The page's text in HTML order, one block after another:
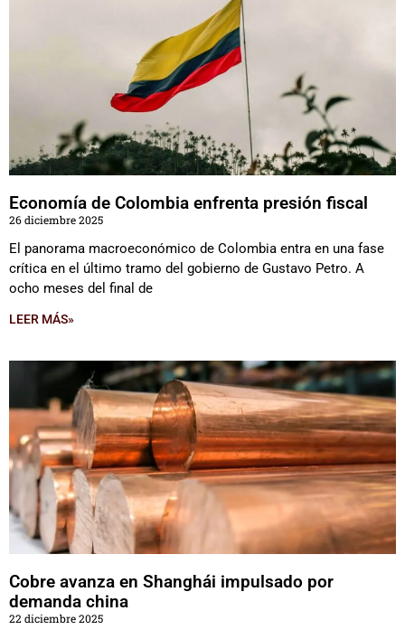
Economía de Colombia enfrenta presión fiscal
26 diciembre 2025
El panorama macroeconómico de Colombia entra en una fase
crítica en el último tramo del gobierno de Gustavo Petro. A
ocho meses del final de
LEER MÁS»
Cobre avanza en Shanghái impulsado por
demanda china
22 diciembre 2025